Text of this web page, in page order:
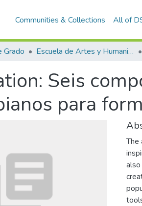
Communities & Collections All of
Grado Escuela de Artes y Humanidades
Seis
para
The